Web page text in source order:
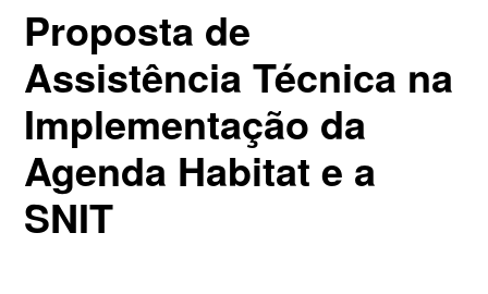
Proposta de
Assistência Técnica na
Implementação da
Agenda Habitat e a
SNIT